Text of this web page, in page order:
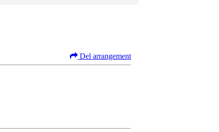
Del arrangement